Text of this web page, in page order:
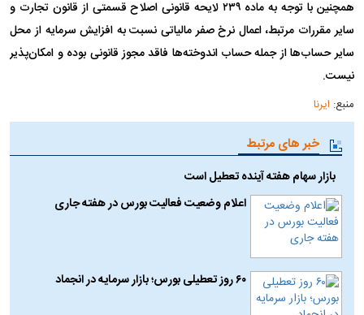
همچنین با توجه به ماده ۲۳۹ لایحه قانونی اصلاح قسمتی از قانون تجارت و
سایر مقررات مرتبط، اعمال نرخ صفر مالیاتی نسبت به افزایش سرمایه از محل
سایر حساب‌ها از جمله حساب اندوخته‌ها فاقد مجوز قانونی بوده و امکان‌پذیر
نیست.
منبع: ایرنا
خبر های مرتبط
بازار سهام هفته آینده تعطیل است
اعلام وضعیت فعالیت بورس در هفته جاری
۶۰ روز تعطیلی بورس؛ بازار سرمایه در انجماد